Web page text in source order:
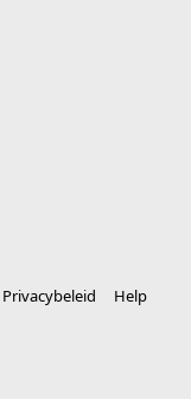
Privacybeleid
Help